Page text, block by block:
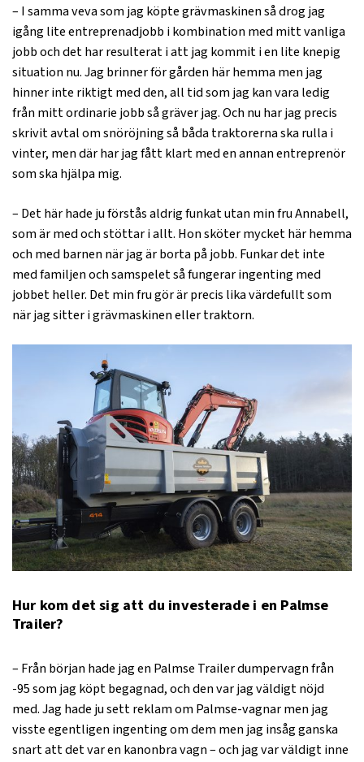
– I samma veva som jag köpte grävmaskinen så drog jag
igång lite entreprenadjobb i kombination med mitt vanliga
jobb och det har resulterat i att jag kommit i en lite knepig
situation nu. Jag brinner för gården här hemma men jag
hinner inte riktigt med den, all tid som jag kan vara ledig
från mitt ordinarie jobb så gräver jag. Och nu har jag precis
skrivit avtal om snöröjning så båda traktorerna ska rulla i
vinter, men där har jag fått klart med en annan entreprenör
som ska hjälpa mig.
– Det här hade ju förstås aldrig funkat utan min fru Annabell,
som är med och stöttar i allt. Hon sköter mycket här hemma
och med barnen när jag är borta på jobb. Funkar det inte
med familjen och samspelet så fungerar ingenting med
jobbet heller. Det min fru gör är precis lika värdefullt som
när jag sitter i grävmaskinen eller traktorn.
Hur kom det sig att du investerade i en Palmse
Trailer?
– Från början hade jag en Palmse Trailer dumpervagn från
-95 som jag köpt begagnad, och den var jag väldigt nöjd
med. Jag hade ju sett reklam om Palmse-vagnar men jag
visste egentligen ingenting om dem men jag insåg ganska
snart att det var en kanonbra vagn – och jag var väldigt inne